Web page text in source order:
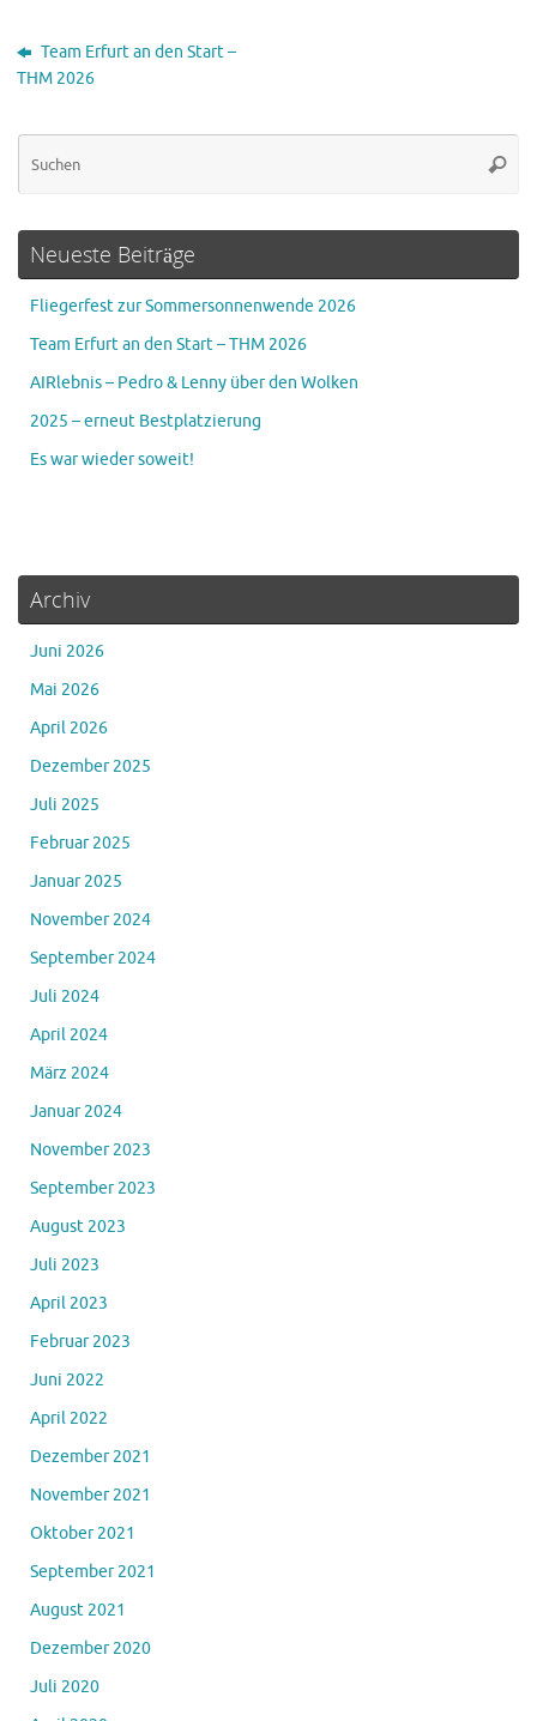
Team Erfurt an den Start –
THM 2026
Neueste Beiträge
Fliegerfest zur Sommersonnenwende 2026
Team Erfurt an den Start – THM 2026
AIRlebnis – Pedro & Lenny über den Wolken
2025 – erneut Bestplatzierung
Es war wieder soweit!
Archiv
Juni 2026
Mai 2026
April 2026
Dezember 2025
Juli 2025
Februar 2025
Januar 2025
November 2024
September 2024
Juli 2024
April 2024
März 2024
Januar 2024
November 2023
September 2023
August 2023
Juli 2023
April 2023
Februar 2023
Juni 2022
April 2022
Dezember 2021
November 2021
Oktober 2021
September 2021
August 2021
Dezember 2020
Juli 2020